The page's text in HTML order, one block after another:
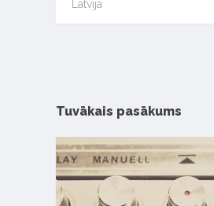
Latvijā
Tuvākais pasākums